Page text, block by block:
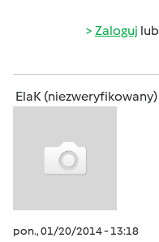
Zaloguj lub
ElaK (niezweryfikowany)
pon., 01/20/2014 - 13:18